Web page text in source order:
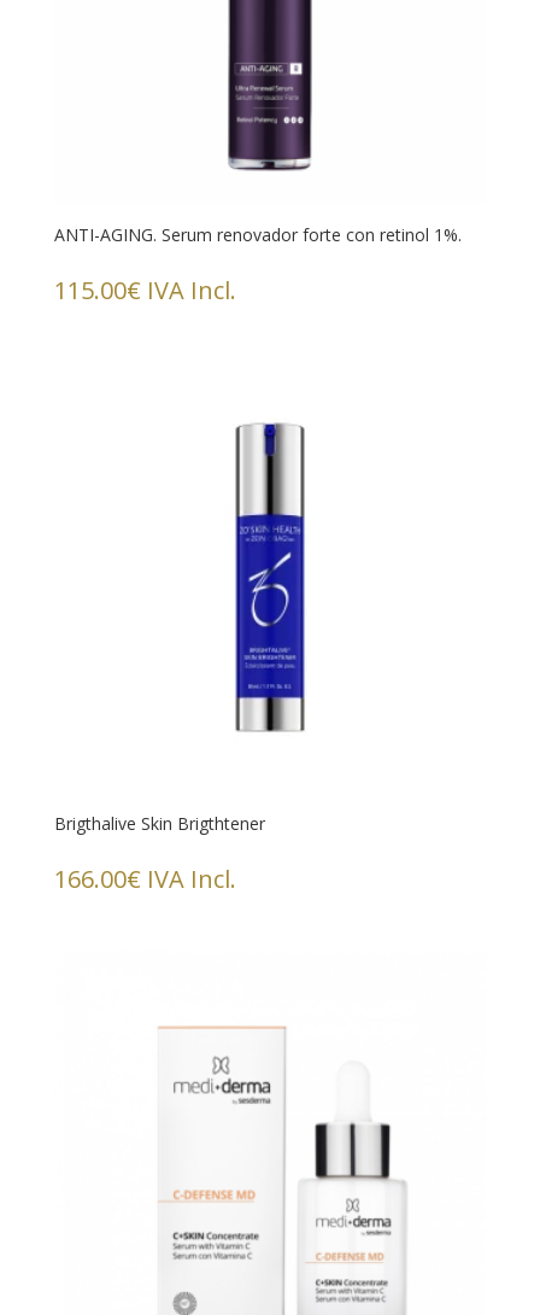
ANTI-AGING. Serum renovador forte con retinol 1%.
115.00€ IVA Incl.
Brigthalive Skin Brigthtener
166.00€ IVA Incl.